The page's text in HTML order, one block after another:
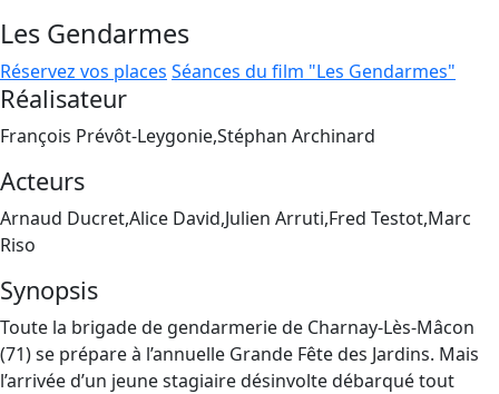
Les Gendarmes
Réservez vos places Séances du film "Les Gendarmes"
Réalisateur
François Prévôt-Leygonie,Stéphan Archinard
Acteurs
Arnaud Ducret,Alice David,Julien Arruti,Fred Testot,Marc
Riso
Synopsis
Toute la brigade de gendarmerie de Charnay-Lès-Mâcon
(71) se prépare à l’annuelle Grande Fête des Jardins. Mais
l’arrivée d’un jeune stagiaire désinvolte débarqué tout